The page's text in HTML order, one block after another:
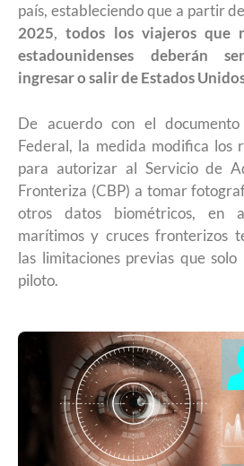
país, estableciendo que a partir
2025,todos los viajeros que
estadounidenses deberán
ingresar o salir de Estados
De acuerdo con el
Federal, la medida modifica los
para autorizar al Servicio de
Fronteriza (CBP) a tomar
otros datos biométricos, en
marítimos y cruces fronterizos
las limitaciones previas que
piloto.